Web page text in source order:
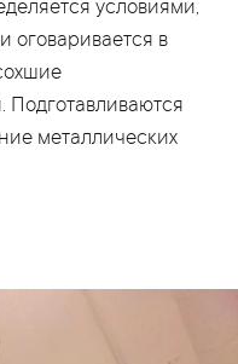
условиями,
оговаривается в
Подготавливаются
металлических